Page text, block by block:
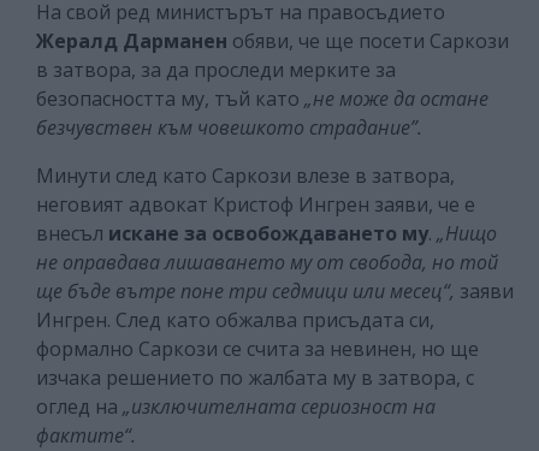
На свой ред министърът на правосъдието
Жералд Дарманен обяви, че ще посети Саркози
в затвора, за да проследи мерките за
безопасността му, тъй като „не може да остане
безчувствен към човешкото страдание”.
Минути след като Саркози влезе в затвора,
неговият адвокат Кристоф Ингрен заяви, че е
внесъл искане за освобождаването му. „Нищо
не оправдава лишаването му от свобода, но той
ще бъде вътре поне три седмици или месец“, заяви
Ингрен. След като обжалва присъдата си,
формално Саркози се счита за невинен, но ще
изчака решението по жалбата му в затвора, с
оглед на „изключителната сериозност на
фактите“.